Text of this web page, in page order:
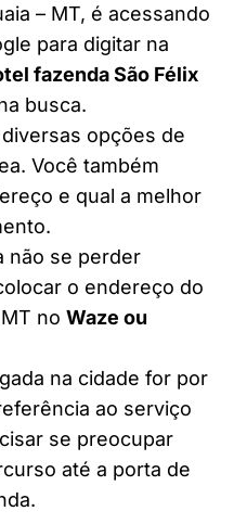
– MT, é acessando
para digitar na
fazenda São Félix
busca.
opções de
Você também
e qual a melhor
não se perder
o endereço do
no Waze ou
na cidade for por
ao serviço
se preocupar
até a porta de